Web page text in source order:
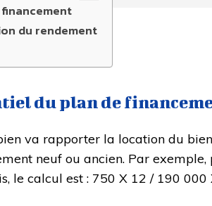
du rendement
du plan de
va rapporter la location du
neuf ou ancien. Par exemple,
le calcul est : 750 X 12 / 190